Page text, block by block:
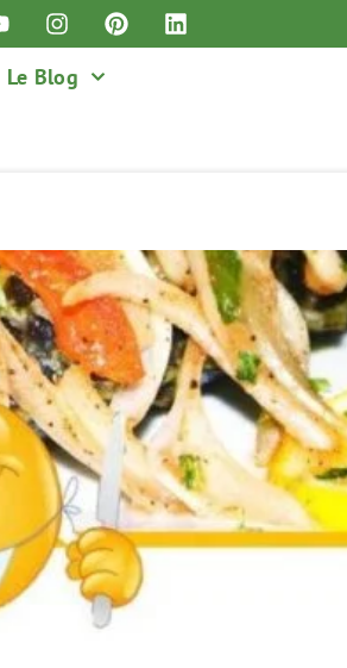
Le Blog